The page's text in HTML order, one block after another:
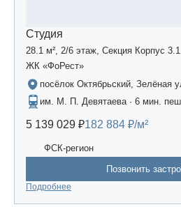
Студия
28.1 м², 2/6 этаж, Секция Корпус 3.1
ЖК «ФоРест»
посёлок Октябрьский, Зелёная
им. М. П. Девятаева · 6 мин.
5 139 029 ₽182 884 ₽/м²
ФСК-регион
Позвонить
Подробнее